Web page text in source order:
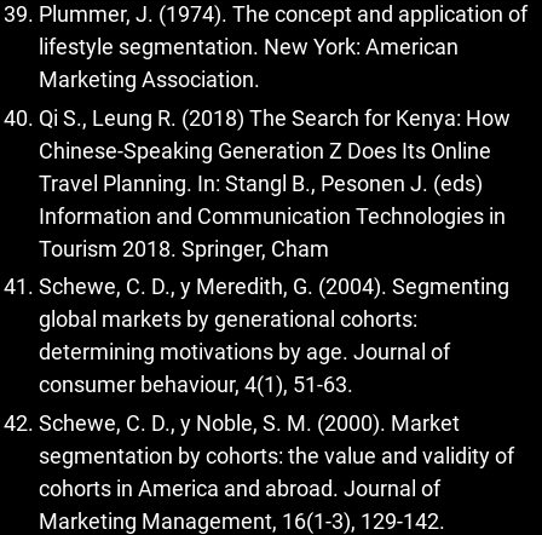
Plummer, J. (1974). The concept and application of
lifestyle segmentation. New York: American
Marketing Association.
Qi S., Leung R. (2018) The Search for Kenya: How
Chinese-Speaking Generation Z Does Its Online
Travel Planning. In: Stangl B., Pesonen J. (eds)
Information and Communication Technologies in
Tourism 2018. Springer, Cham
Schewe, C. D., y Meredith, G. (2004). Segmenting
global markets by generational cohorts:
determining motivations by age. Journal of
consumer behaviour, 4(1), 51-63.
Schewe, C. D., y Noble, S. M. (2000). Market
segmentation by cohorts: the value and validity of
cohorts in America and abroad. Journal of
Marketing Management, 16(1-3), 129-142.